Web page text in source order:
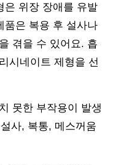
은 위장 장애를 유발
품은 복용 후 설사나
겪을 수 있어요. 흡
시네이트 제형을 선
못한 부작용이 발생
사, 복통, 메스꺼움